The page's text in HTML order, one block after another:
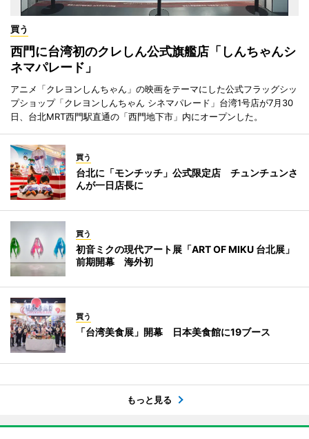
買う
西門に台湾初のクレしん公式旗艦店「しんちゃんシ
ネマパレード」
アニメ「クレヨンしんちゃん」の映画をテーマにした公式フラッグシッ
プショップ「クレヨンしんちゃん シネマパレード」台湾1号店が7月30
日、台北MRT西門駅直通の「西門地下市」内にオープンした。
買う
台北に「モンチッチ」公式限定店 チュンチュンさ
んが一日店長に
買う
初音ミクの現代アート展「ART OF MIKU 台北展」
前期開幕 海外初
買う
「台湾美食展」開幕 日本美食館に19ブース
もっと見る